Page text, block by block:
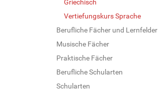
Griechisch
Vertiefungskurs Sprache
Berufliche Fächer und Lernfelder
Musische Fächer
Praktische Fächer
Berufliche Schularten
Schularten